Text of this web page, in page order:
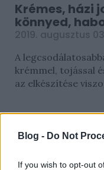
Blog - Do Not
If you wish to opt-out
Krémes, házi
könnyed,
2019. augusztus 03.
A
krémmel, tojással
az elkészítése